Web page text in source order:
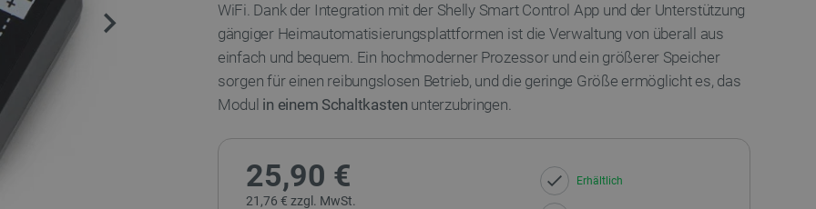
WiFi. Dank der Integration mit der Shelly Smart Control App und der Unterstützung
gängiger Heimautomatisierungsplattformen ist die Verwaltung von überall aus
einfach und bequem. Ein hochmoderner Prozessor und ein größerer Speicher
sorgen für einen reibungslosen Betrieb, und die geringe Größe ermöglicht es, das
Modul in einem Schaltkasten unterzubringen.
25,90 €
21,76 € zzgl. MwSt.
Erhältlich